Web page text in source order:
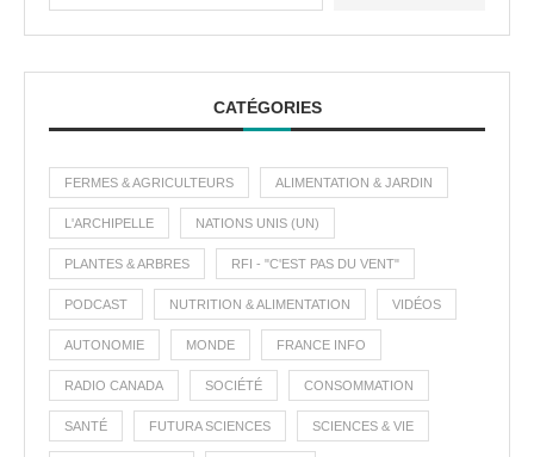
CATÉGORIES
FERMES & AGRICULTEURS ALIMENTATION & JARDIN
L'ARCHIPELLE NATIONS UNIS (UN)
PLANTES & ARBRES RFI - "C'EST PAS DU VENT"
PODCAST NUTRITION & ALIMENTATION VIDÉOS
AUTONOMIE MONDE FRANCE INFO
RADIO CANADA SOCIÉTÉ CONSOMMATION
SANTÉ FUTURA SCIENCES SCIENCES & VIE